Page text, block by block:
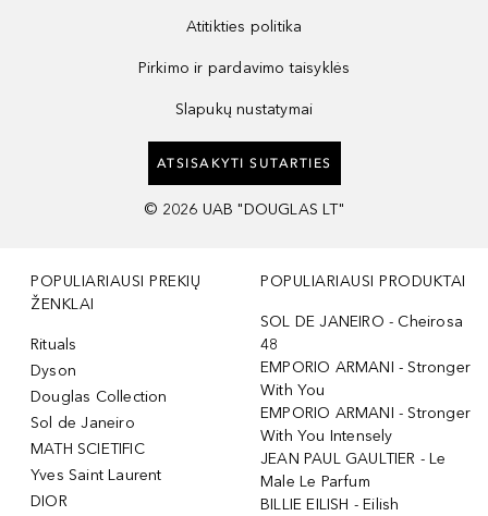
Atitikties politika
Pirkimo ir pardavimo taisyklės
Slapukų nustatymai
ATSISAKYTI SUTARTIES
© 2026 UAB "DOUGLAS LT"
POPULIARIAUSI PREKIŲ
ŽENKLAI
Rituals
Dyson
Douglas Collection
Sol de Janeiro
MATH SCIETIFIC
Yves Saint Laurent
DIOR
POPULIARIAUSI PRODUKTAI
SOL DE JANEIRO - Cheirosa
48
EMPORIO ARMANI - Stronger
With You
EMPORIO ARMANI - Stronger
With You Intensely
JEAN PAUL GAULTIER - Le
Male Le Parfum
BILLIE EILISH - Eilish